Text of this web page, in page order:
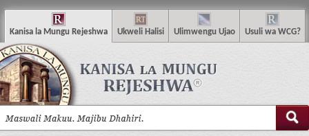
Kanisa la Mungu Rejeshwa Ukweli Halisi Ulimwengu Ujao Usuli wa WCG?